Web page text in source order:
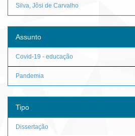
Silva, Jôsi de Carvalho
Assunto
Covid-19 - educação
Pandemia
Tipo
Dissertação